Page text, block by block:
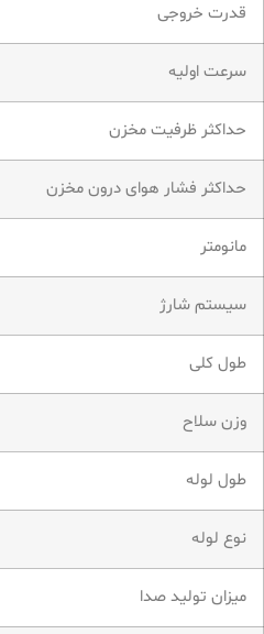
قدرت خروجی
سرعت اولیه
حداکثر ظرفیت مخزن
حداکثر فشار هوای درون مخزن
مانومتر
سیستم شارژ
طول کلی
وزن سلاح
طول لوله
نوع لوله
میزان تولید صدا